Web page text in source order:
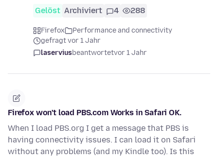
Gelöst Archiviert 4 288
Firefox
Performance and connectivity
gefragt vor 1 Jahr
laserviusbeantwortetvor 1 Jahr
Firefox won't load PBS.com Works in Safari OK.
When I load PBS.org I get a message that PBS is
having connectivity issues. I can load it on Safari
without any problems (and my Kindle too). Is this